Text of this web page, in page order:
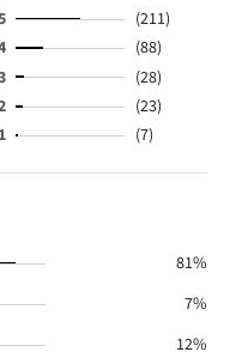
(211)
(88)
(28)
(23)
1 (7)
81%
7%
12%